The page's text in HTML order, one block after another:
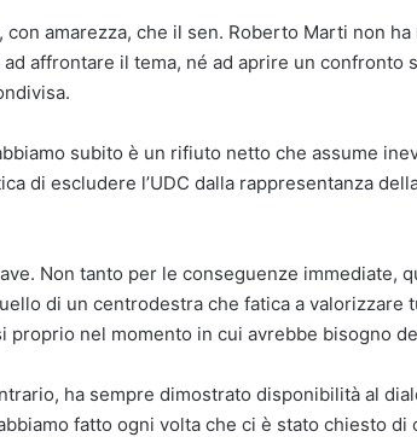
con amarezza, che il sen. Roberto Marti non
affrontare il tema, né ad aprire un confronto
subito è un rifiuto netto che assume
di escludere l’UDC dalla rappresentanza
Non tanto per le conseguenze immediate,
di un centrodestra che fatica a
proprio nel momento in cui avrebbe bisogno
ha sempre dimostrato disponibilità al
fatto ogni volta che ci è stato chiesto